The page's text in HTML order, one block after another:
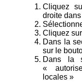
Cliquez
droite
Cliquez
Dans la
sur le
Dans la
«
locales »